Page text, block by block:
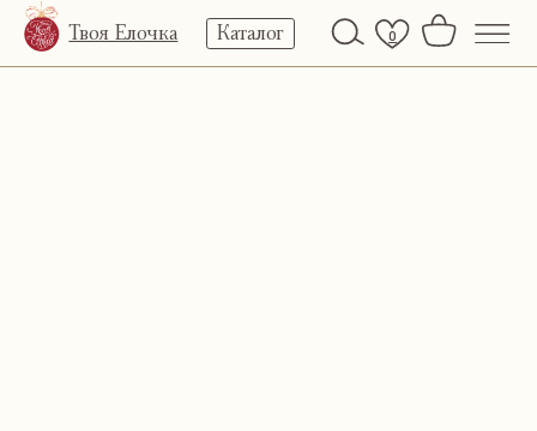
Твоя Елочка